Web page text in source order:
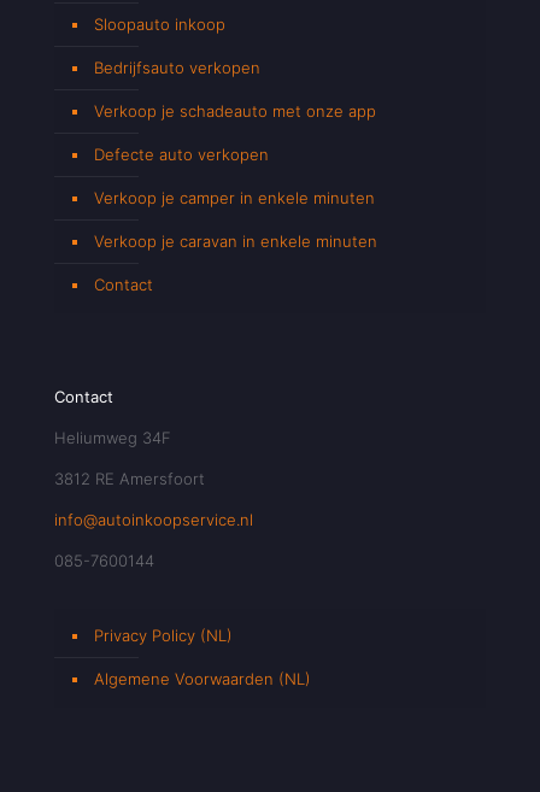
Sloopauto inkoop
Bedrijfsauto verkopen
Verkoop je schadeauto met onze app
Defecte auto verkopen
Verkoop je camper in enkele minuten
Verkoop je caravan in enkele minuten
Contact
Contact
Heliumweg 34F
3812 RE Amersfoort
info@autoinkoopservice.nl
085-7600144
Privacy Policy (NL)
Algemene Voorwaarden (NL)